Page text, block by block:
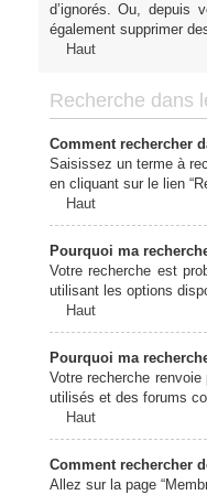
d’ignorés. Ou, depuis
également supprimer
Haut
Recherche dans
Comment rechercher
Saisissez un terme à
en cliquant sur le lien
Haut
Pourquoi ma
Votre recherche est
utilisant les options
Haut
Pourquoi ma
Votre recherche
utilisés et des forums
Haut
Comment rechercher
Allez sur la page